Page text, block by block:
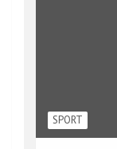
SPORT